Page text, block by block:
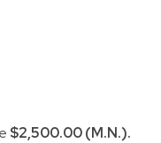
$2,500.00 (M.N.).